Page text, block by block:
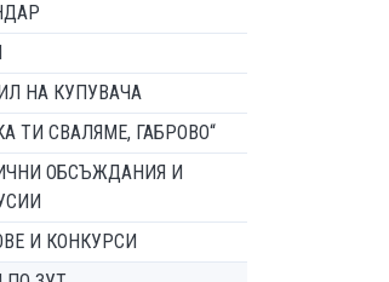
НА КУПУВАЧА
ТИ СВАЛЯМЕ, ГАБРОВО“
ОБСЪЖДАНИЯ И
И КОНКУРСИ